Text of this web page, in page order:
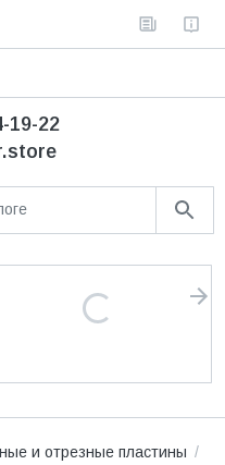
19-22
и отрезные пластины